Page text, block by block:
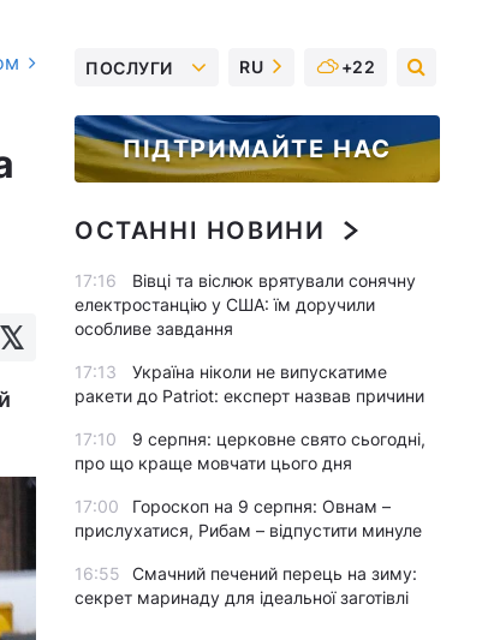
ПОСЛУГИ RU +22
ПІДТРИМАЙТЕ НАС
ОСТАННІ НОВИНИ
17:16
Вівці та віслюк врятували сонячну
електростанцію у США: їм доручили
особливе завдання
17:13
Україна ніколи не випускатиме
ракети до Patriot: експерт назвав причини
17:10
9 серпня: церковне свято сьогодні,
про що краще мовчати цього дня
17:00
Гороскоп на 9 серпня: Овнам –
прислухатися, Рибам – відпустити минуле
16:55
Смачний печений перець на зиму:
секрет маринаду для ідеальної заготівлі